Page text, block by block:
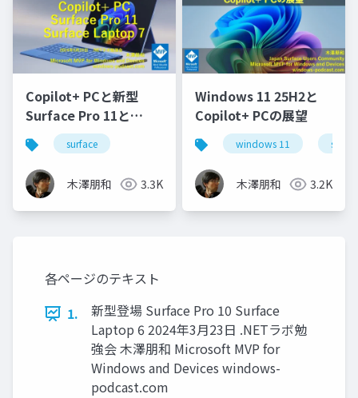
Copilot+ PCと新型
Surface Pro 11と
Surface Laptop 7
surface
木澤朋和 3.3K
Windows 11 25H2と
Copilot+ PCの展望
windows 11
木澤朋和 3.2K
各ページのテキスト
1.
新型登場 Surface Pro 10 Surface
Laptop 6 2024年3月23日 .NETラボ勉
強会 木澤朋和 Microsoft MVP for
Windows and Devices windows-
podcast.com